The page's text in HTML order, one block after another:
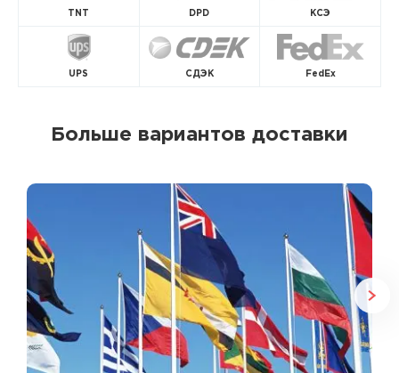
TNT DPD КСЭ
UPS СДЭК FedEx
Больше вариантов доставки